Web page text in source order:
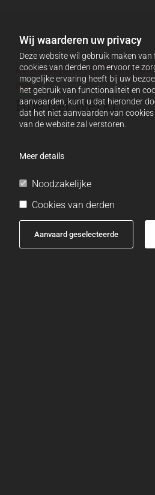
Wij waarderen uw privacy
Deze website wil gebruik maken
cookies van derden om ervoor te
mogelijke ervaring heeft bij uw
het gebruik van functionaliteit en
aanvaarden, kunt u dat hieronder
dat het niet aanvaarden van
van de website zal verstoren.
Meer details
Noodzakelijke
Cookies van derden
Aanvaard geselecteerde
Zo wordt jouw
reis
Hoe het werkt